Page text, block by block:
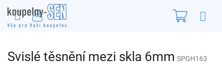
na
obsah
Svislé těsnění mezi skla 6mm SPGH163